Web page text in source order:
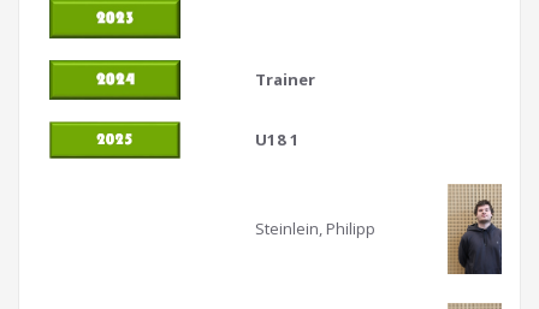
Trainer
U18 1
Steinlein, Philipp